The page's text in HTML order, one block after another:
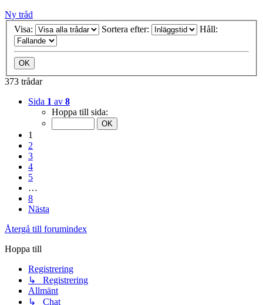
Ny tråd
Visa:
Sortera efter: Håll:
373 trådar
Sida 1 av 8
Hoppa till sida:
1
2
3
4
5
…
8
Nästa
Återgå till forumindex
Hoppa till
Registrering
↳ Registrering
Allmänt
↳ Chat